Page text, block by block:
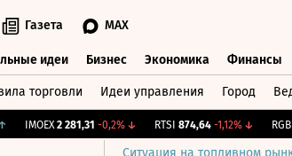
Газета MAX
идеи Бизнес Экономика Финансы
торговли Идеи управления Город
IMOEX 2 281,31 -0,2%↓ RTSI 874,64 -1,12%↓ RGBI
Ситуация на топливном